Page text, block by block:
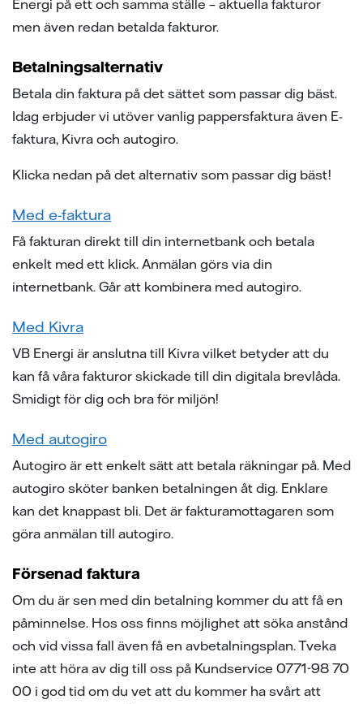
svar
vid skada
projekt
oss
Energi på ett och samma ställe – aktuella fakturor
men även redan betalda fakturor.
Betalningsalternativ
Betala din faktura på det sättet som passar dig bäst.
Idag erbjuder vi utöver vanlig pappersfaktura även E-
faktura, Kivra och autogiro.
Klicka nedan på det alternativ som passar dig bäst!
Med e-faktura
Få fakturan direkt till din internetbank och betala
enkelt med ett klick. Anmälan görs via din
internetbank. Går att kombinera med autogiro.
Med Kivra
VB Energi är anslutna till Kivra vilket betyder att du
kan få våra fakturor skickade till din digitala brevlåda.
Smidigt för dig och bra för miljön!
Med autogiro
Autogiro är ett enkelt sätt att betala räkningar på. Med
autogiro sköter banken betalningen åt dig. Enklare
kan det knappast bli. Det är fakturamottagaren som
göra anmälan till autogiro.
Försenad faktura
Om du är sen med din betalning kommer du att få en
påminnelse. Hos oss finns möjlighet att söka anstånd
och vid vissa fall även få en avbetalningsplan. Tveka
inte att höra av dig till oss på Kundservice 0771-98 70
00 i god tid om du vet att du kommer ha svårt att